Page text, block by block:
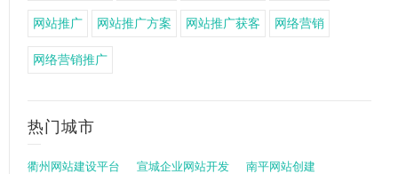
网站推广 网站推广方案 网站推广获客 网络营销
网络营销推广
热门城市
衢州网站建设平台 宣城企业网站开发 南平网站创建